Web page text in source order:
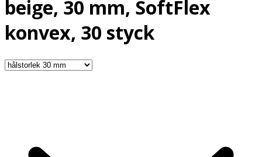
beige, 30 mm, SoftFlex
konvex, 30 styck